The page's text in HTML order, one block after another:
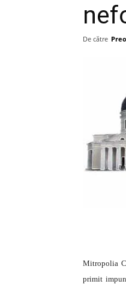
De către
Mitropolia
primit